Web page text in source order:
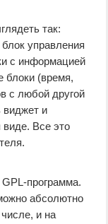
так:
управления
с информацией
блоки (время,
с любой другой
виджет и
Все это
программа.
абсолютно
и на